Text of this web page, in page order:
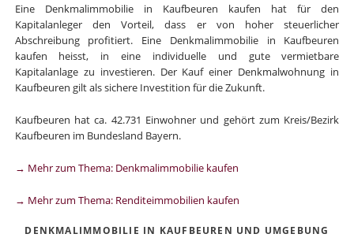
Eine Denkmalimmobilie in Kaufbeuren kaufen hat für den
Kapitalanleger den Vorteil, dass er von hoher steuerlicher
Abschreibung profitiert. Eine Denkmalimmobilie in Kaufbeuren
kaufen heisst, in eine individuelle und gute vermietbare
Kapitalanlage zu investieren. Der Kauf einer Denkmalwohnung in
Kaufbeuren gilt als sichere Investition für die Zukunft.
Kaufbeuren hat ca. 42.731 Einwohner und gehört zum Kreis/Bezirk
Kaufbeuren im Bundesland Bayern.
→ Mehr zum Thema: Denkmalimmobilie kaufen
→ Mehr zum Thema: Renditeimmobilien kaufen
DENKMALIMMOBILIE IN KAUFBEUREN UND UMGEBUNG